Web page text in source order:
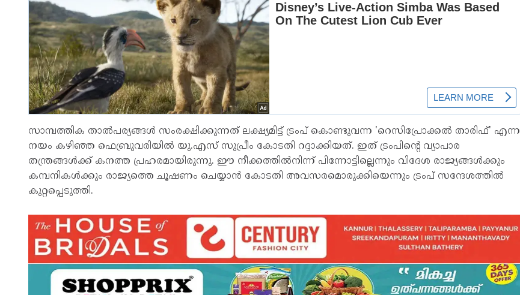
സാമ്പത്തിക താൽപര്യങ്ങൾ സംരക്ഷിക്കുന്നത് ലക്ഷ്യമിട്ട് ട്രംപ് കൊണ്ടുവന്ന 'റെസിപ്രോക്കൽ താരിഫ്' എന്ന
നയം കഴിഞ്ഞ ഫെബ്രുവരിയിൽ യു.എസ് സുപ്രീം കോടതി റദ്ദാക്കിയത്. ഇത് ട്രംപിന്റെ വ്യാപാര
തന്ത്രങ്ങൾക്ക് കനത്ത പ്രഹരമായിരുന്നു. ഈ നീക്കത്തിൽനിന്ന് പിന്നോട്ടില്ലെന്നും വിദേശ രാജ്യങ്ങൾക്കും
കമ്പനികൾക്കും രാജ്യത്തെ ചൂഷണം ചെയ്യാൻ കോടതി അവസരമൊരുക്കിയെന്നും ട്രംപ് സന്ദേശത്തിൽ
കുറ്റപ്പെടുത്തി.